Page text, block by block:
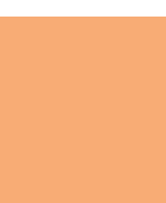
+2